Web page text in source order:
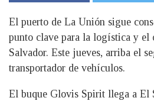
El puerto de La Unión sigue
punto clave para la logística y el
Salvador. Este jueves, arriba el
transportador de vehículos.
El buque Glovis Spirit llega a El